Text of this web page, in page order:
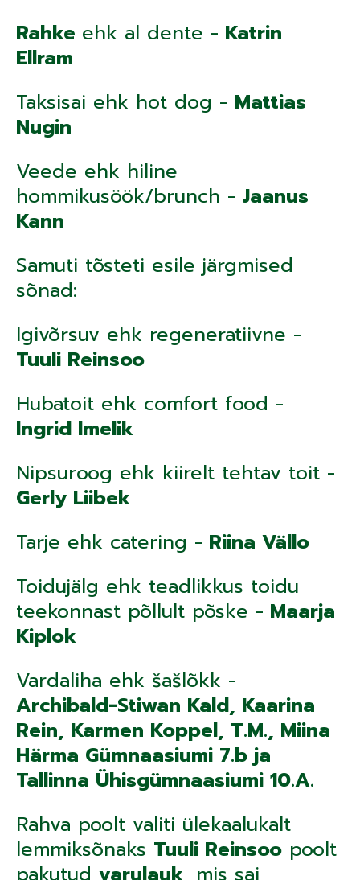
Rahke ehk al dente - Katrin
Ellram
Taksisai ehk hot dog - Mattias
Nugin
Veede ehk hiline
hommikusöök/brunch - Jaanus
Kann
Samuti tõsteti esile järgmised
sõnad:
Igivõrsuv ehk regeneratiivne -
Tuuli Reinsoo
Hubatoit ehk comfort food -
Ingrid Imelik
Nipsuroog ehk kiirelt tehtav toit -
Gerly Liibek
Tarje ehk catering - Riina Vällo
Toidujälg ehk teadlikkus toidu
teekonnast põllult põske - Maarja
Kiplok
Vardaliha ehk šašlõkk -
Archibald-Stiwan Kald, Kaarina
Rein, Karmen Koppel, T.M., Miina
Härma Gümnaasiumi 7.b ja
Tallinna Ühisgümnaasiumi 10.A.
Rahva poolt valiti ülekaalukalt
lemmiksõnaks Tuuli Reinsoo poolt